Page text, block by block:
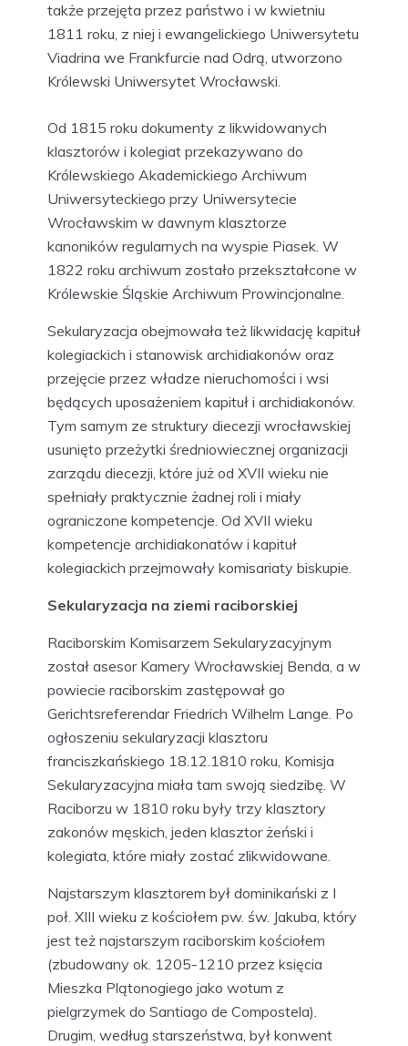
także przejęta przez państwo i w kwietniu
1811 roku, z niej i ewangelickiego Uniwersytetu
Viadrina we Frankfurcie nad Odrą, utworzono
Królewski Uniwersytet Wrocławski.
Od 1815 roku dokumenty z likwidowanych
klasztorów i kolegiat przekazywano do
Królewskiego Akademickiego Archiwum
Uniwersyteckiego przy Uniwersytecie
Wrocławskim w dawnym klasztorze
kanoników regularnych na wyspie Piasek. W
1822 roku archiwum zostało przekształcone w
Królewskie Śląskie Archiwum Prowincjonalne.
Sekularyzacja obejmowała też likwidację kapituł
kolegiackich i stanowisk archidiakonów oraz
przejęcie przez władze nieruchomości i wsi
będących uposażeniem kapituł i archidiakonów.
Tym samym ze struktury diecezji wrocławskiej
usunięto przeżytki średniowiecznej organizacji
zarządu diecezji, które już od XVII wieku nie
spełniały praktycznie żadnej roli i miały
ograniczone kompetencje. Od XVII wieku
kompetencje archidiakonatów i kapituł
kolegiackich przejmowały komisariaty biskupie.
Sekularyzacja na ziemi raciborskiej
Raciborskim Komisarzem Sekularyzacyjnym
został asesor Kamery Wrocławskiej Benda, a w
powiecie raciborskim zastępował go
Gerichtsreferendar Friedrich Wilhelm Lange. Po
ogłoszeniu sekularyzacji klasztoru
franciszkańskiego 18.12.1810 roku, Komisja
Sekularyzacyjna miała tam swoją siedzibę. W
Raciborzu w 1810 roku były trzy klasztory
zakonów męskich, jeden klasztor żeński i
kolegiata, które miały zostać zlikwidowane.
Najstarszym klasztorem był dominikański z I
poł. XIII wieku z kościołem pw. św. Jakuba, który
jest też najstarszym raciborskim kościołem
(zbudowany ok. 1205-1210 przez księcia
Mieszka Plątonogiego jako wotum z
pielgrzymek do Santiago de Compostela).
Drugim, według starszeństwa, był konwent